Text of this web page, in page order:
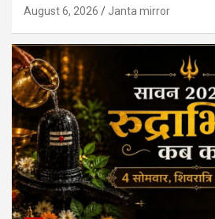
August 6, 2026 Janta mirror